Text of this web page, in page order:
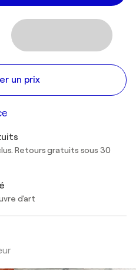
un prix
Retours gratuits sous 30
d'art